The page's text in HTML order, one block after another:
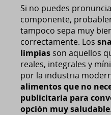
Si no puedes
componente,
tampoco sepa muy
correctamente. Los
limpias son aquellos
reales, integrales y
por la industria
alimentos que no
publicitaria para
opción muy saludable.